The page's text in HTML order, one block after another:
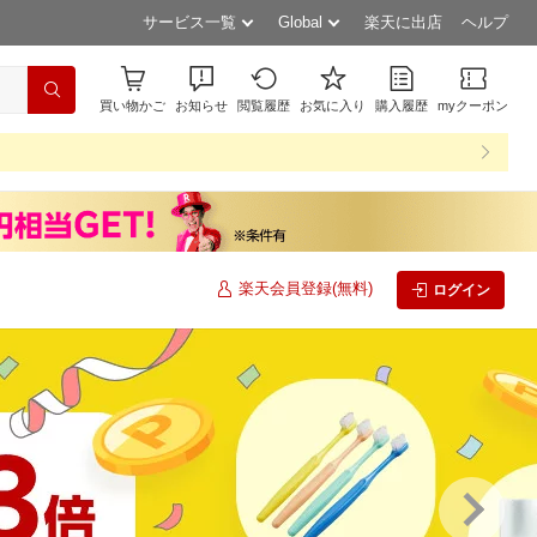
サービス一覧 Global 楽天に出店 ヘルプ
買い物かご お知らせ 閲覧履歴 お気に入り 購入履歴 myクーポン
楽天会員登録(無料) ログイン